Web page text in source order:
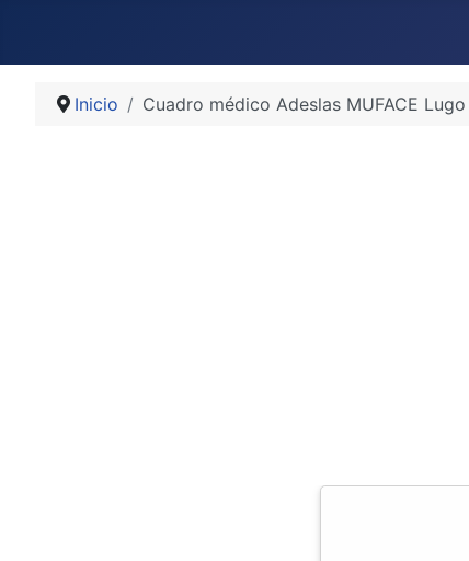
Inicio Cuadro médico Adeslas MUFACE Lugo